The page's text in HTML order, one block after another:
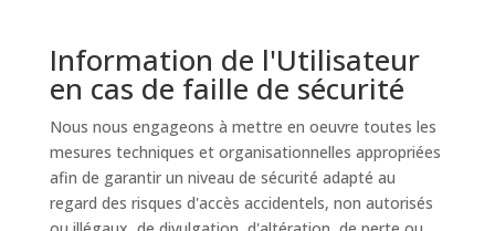
Information de l'Utilisateur
en cas de faille de sécurité
Nous nous engageons à mettre en oeuvre toutes les
mesures techniques et organisationnelles appropriées
afin de garantir un niveau de sécurité adapté au
regard des risques d'accès accidentels, non autorisés